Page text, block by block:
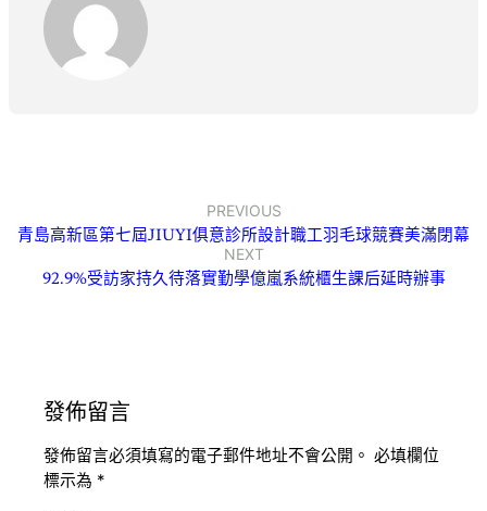
PREVIOUS
青島高新區第七屆JIUYI俱意診所設計職工羽毛球競賽美滿閉幕
NEXT
92.9%受訪家持久待落實勤學億嵐系統櫃生課后延時辦事
發佈留言
發佈留言必須填寫的電子郵件地址不會公開。 必填欄位
標示為 *